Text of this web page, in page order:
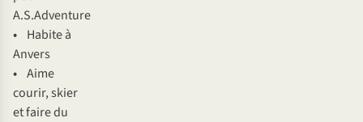
A.S.Adventure
• Habite à
Anvers
• Aime
courir, skier
et faire du